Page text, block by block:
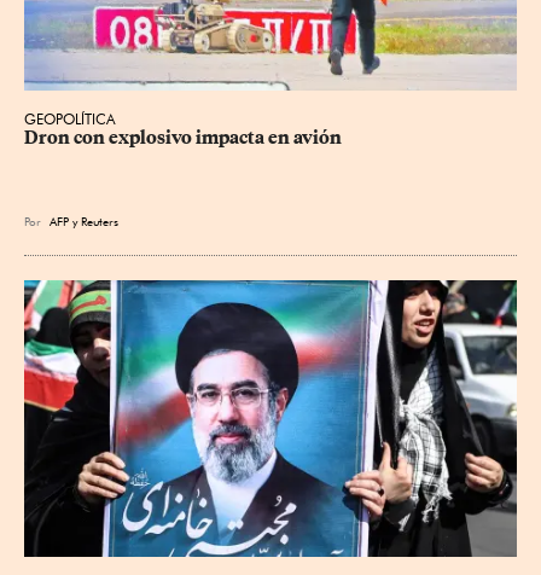
GEOPOLÍTICA
Dron con explosivo impacta en avión
Por AFP yReuters